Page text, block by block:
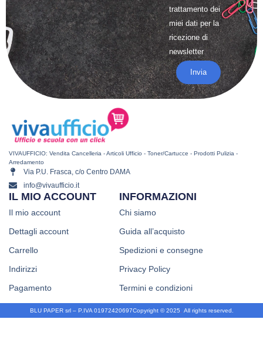
trattamentodei
miei dati per la
ricezione di
newsletter
Invia
VIVAUFFICIO: Vendita Cancelleria - Articoli Ufficio - Toner/Cartucce - Prodotti Pulizia -
Arredamento
Via P.U. Frasca, c/o Centro DAMA
info@vivaufficio.it
INFORMAZIONI
Chi siamo
Guida all’acquisto
Spedizioni e consegne
Privacy Policy
Termini e condizioni
IL MIO ACCOUNT
Il mio account
Dettagli account
Carrello
Indirizzi
Pagamento
Copyright © 2025. All rights reserved.
BLU PAPER srl – P.IVA 01972420697